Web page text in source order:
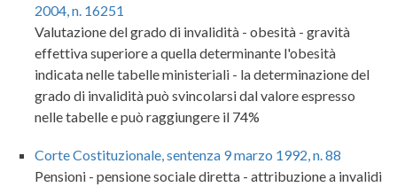
2004, n. 16251
Valutazione del grado di invalidità - obesità - gravità
effettiva superiore a quella determinante l'obesità
indicata nelle tabelle ministeriali - la determinazione del
grado di invalidità può svincolarsi dal valore espresso
nelle tabelle e può raggiungere il 74%
Corte Costituzionale, sentenza 9 marzo 1992, n. 88
Pensioni - pensione sociale diretta - attribuzione a invalidi